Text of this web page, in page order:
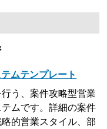
ムテンプレート
う、案件攻略型営業
ムです。詳細の案件
的営業スタイル、部